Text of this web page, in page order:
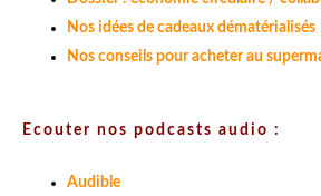
Nos idées de cadeaux dématérialisés
Nos conseils pour acheter au
Ecouter nos podcasts audio :
Audible